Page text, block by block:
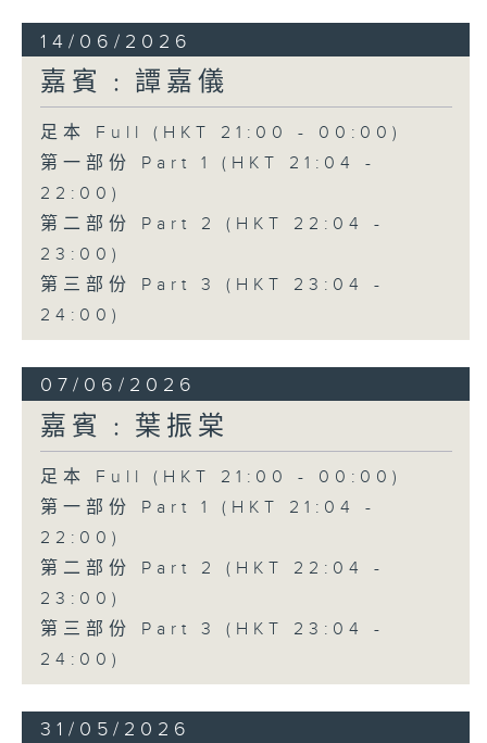
14/06/2026
嘉賓﹕譚嘉儀
足本 Full (HKT 21:00 - 00:00)
第一部份 Part 1 (HKT 21:04 -
22:00)
第二部份 Part 2 (HKT 22:04 -
23:00)
第三部份 Part 3 (HKT 23:04 -
24:00)
07/06/2026
嘉賓﹕葉振棠
足本 Full (HKT 21:00 - 00:00)
第一部份 Part 1 (HKT 21:04 -
22:00)
第二部份 Part 2 (HKT 22:04 -
23:00)
第三部份 Part 3 (HKT 23:04 -
24:00)
31/05/2026